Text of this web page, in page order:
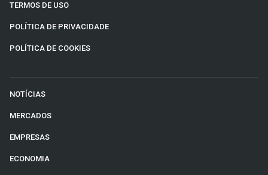
TERMOS DE USO
POLÍTICA DE PRIVACIDADE
POLÍTICA DE COOKIES
NOTÍCIAS
MERCADOS
EMPRESAS
ECONOMIA